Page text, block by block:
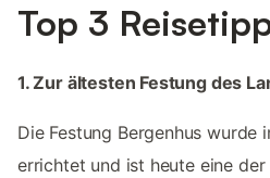
Top 3
1. Zur ältesten Festung des
Die Festung Bergenhus wurde
errichtet und ist heute eine der